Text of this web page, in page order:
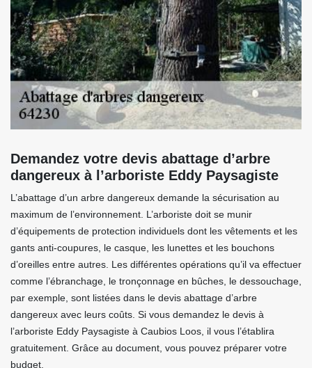
Demandez votre devis abattage d’arbre
dangereux à l’arboriste Eddy Paysagiste
L’abattage d’un arbre dangereux demande la sécurisation au
maximum de l’environnement. L’arboriste doit se munir
d’équipements de protection individuels dont les vêtements et les
gants anti-coupures, le casque, les lunettes et les bouchons
d’oreilles entre autres. Les différentes opérations qu’il va effectuer
comme l’ébranchage, le tronçonnage en bûches, le dessouchage,
par exemple, sont listées dans le devis abattage d’arbre
dangereux avec leurs coûts. Si vous demandez le devis à
l’arboriste Eddy Paysagiste à Caubios Loos, il vous l’établira
gratuitement. Grâce au document, vous pouvez préparer votre
budget.